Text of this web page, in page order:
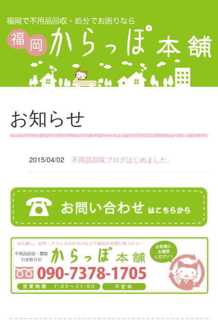
お知らせ
2015/04/02 不用品回収ブログはじめました。